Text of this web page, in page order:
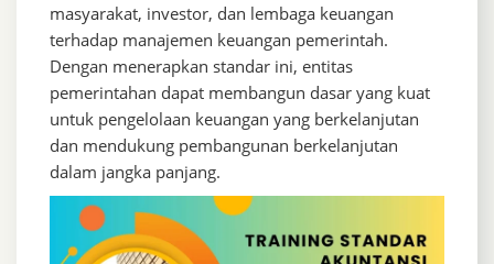
masyarakat, investor, dan lembaga keuangan
terhadap manajemen keuangan pemerintah.
Dengan menerapkan standar ini, entitas
pemerintahan dapat membangun dasar yang kuat
untuk pengelolaan keuangan yang berkelanjutan
dan mendukung pembangunan berkelanjutan
dalam jangka panjang.